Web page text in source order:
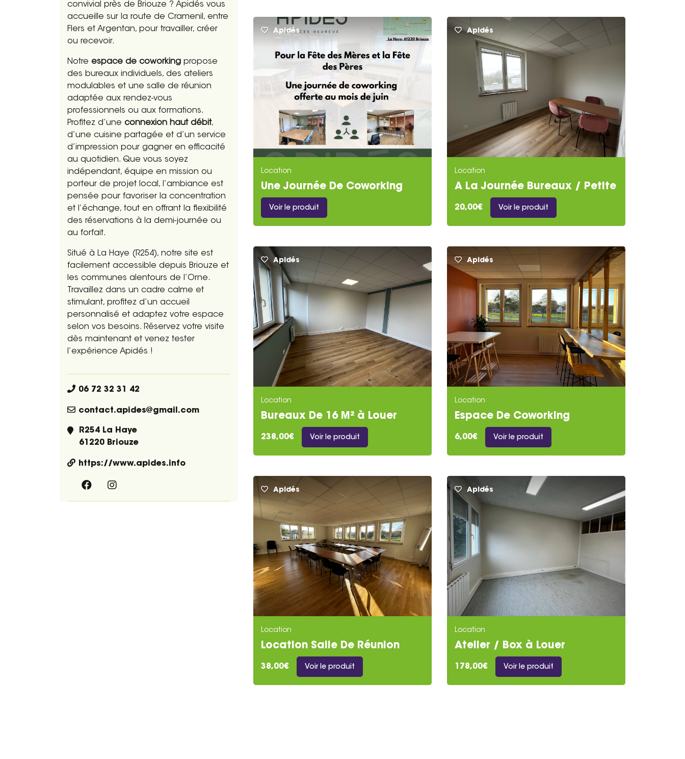
convivial près de Briouze ? Apidés vous
accueille sur la route de Cramenil, entre
Flers et Argentan, pour travailler, créer
ou recevoir.
Notre espace de coworking propose
des bureaux individuels, des ateliers
modulables et une salle de réunion
adaptée aux rendez-vous
professionnels ou aux formations.
Profitez d’une connexion haut débit,
d’une cuisine partagée et d’un service
d’impression pour gagner en efficacité
au quotidien. Que vous soyez
indépendant, équipe en mission ou
porteur de projet local, l’ambiance est
pensée pour favoriser la concentration
et l’échange, tout en offrant la flexibilité
des réservations à la demi-journée ou
au forfait.
Situé à La Haye (R254), notre site est
facilement accessible depuis Briouze et
les communes alentours de l’Orne.
Travaillez dans un cadre calme et
stimulant, profitez d’un accueil
personnalisé et adaptez votre espace
selon vos besoins. Réservez votre visite
dès maintenant et venez tester
l’expérience Apidés !
06 72 32 31 42
contact.apides@gmail.com
R254 La Haye
61220 Briouze
https://www.apides.info
Apidés
Location
Une Journée De Coworking
Offerte Au Mois De Juin
Voir le produit
Apidés
Location
A La Journée Bureaux / Petite
Salle De Réunion
20,00€ Voir le produit
Apidés
Location
Bureaux De 16 M² à Louer
238,00€ Voir le produit
Apidés
Location
Espace De Coworking
6,00€ Voir le produit
Apidés
Location
Location Salle De Réunion
38,00€ Voir le produit
Apidés
Location
Atelier / Box à Louer
178,00€ Voir le produit